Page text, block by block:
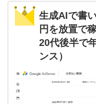
生成AIで書
円を放置で
20代後半で
ンス）